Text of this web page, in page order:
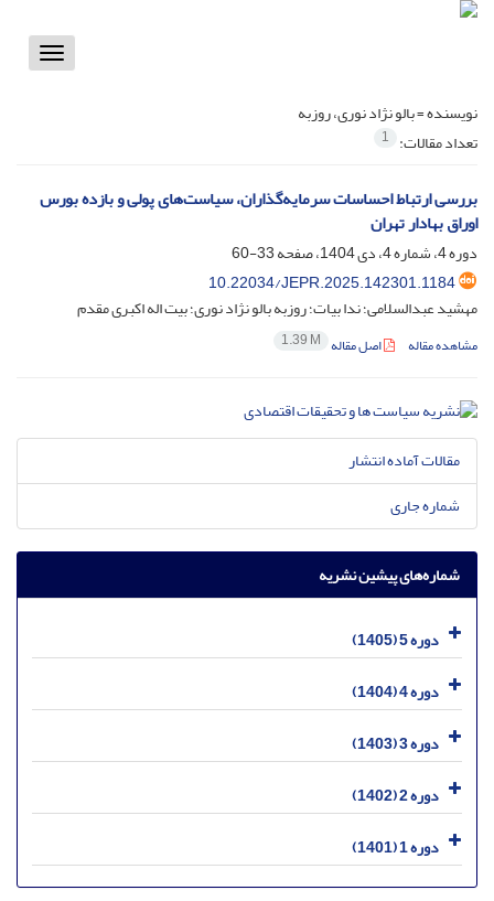
Toggle
نویسنده =بالو نژاد نوری، روزبه
تعداد مقالات: 1
بررسی ارتباط احساسات سرمایه‌گذاران، سیاست‌های پولی و بازده بورس
اوراق بهادار تهران
دوره 4، شماره 4، دی 1404، صفحه
33-60
10.22034/JEPR.2025.142301.1184
مهشید عبدالسلامی؛ ندا بیات؛ روزبه بالو نژاد نوری؛ بیت اله اکبری مقدم
مشاهده مقاله اصل مقاله 1.39 M
مقالات آماده انتشار
شماره جاری
شماره‌های پیشین نشریه
دوره 5 (1405)
دوره 4 (1404)
دوره 3 (1403)
دوره 2 (1402)
دوره 1 (1401)